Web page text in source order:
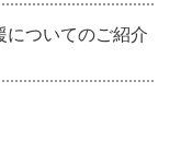
についてのご紹介